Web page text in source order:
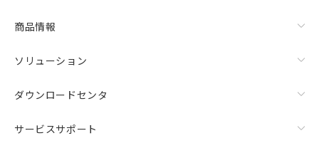
商品情報
ソリューション
ダウンロードセンタ
サービスサポート